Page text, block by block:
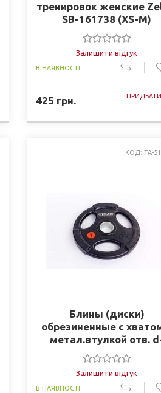
тренировок женские
SB-161738 (XS-M)
Залишити відгук
В НАЯВНОСТІ
425 грн. ПРИДБАТИ
КОД: TA-
Блины (диски)
обрезиненные с
метал.втулкой отв.
51мм Z-HIT TA-5160-20
20кг (черный)
Залишити відгук
В НАЯВНОСТІ